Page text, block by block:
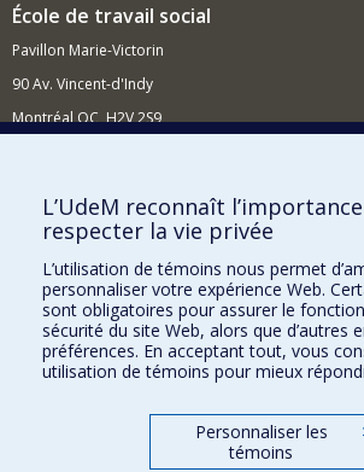
École de travail social
Pavillon Marie-Victorin
90 Av. Vincent-d'Indy
Montréal QC H2V 2S9
Comment soutenir l'École?
BESOIN D'AIDE?
Plan du site
Signaler une erreur
Accessibilité
FACULTÉ DES ARTS ET DES SCIENCES
Nos départements et écoles
L’UdeM reconnaît
respecter la vie privée
L’utilisation de témoins nous permet
personnaliser votre expérience Web.
sont obligatoires pour assurer le
sécurité du site Web, alors que d’autres
préférences. En acceptant tout, vous
utilisation de témoins pour mieux
Personnaliser les
témoins